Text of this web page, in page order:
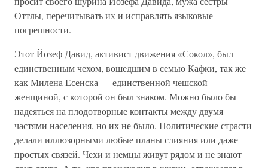
Оттлы, перечитывать их и исправлять языковые
погрешности.
Этот Йозеф Давид, активист движения «Сокол», был
единственным чехом, вошедшим в семью Кафки, так же
как Милена Есенска — единственной чешской
женщиной, с которой он был знаком. Можно было бы
надеяться на плодотворные контакты между двумя
частями населения, но их не было. Политические страсти
делали иллюзорными любые планы слияния или даже
простых связей. Чехи и немцы живут рядом и не знают